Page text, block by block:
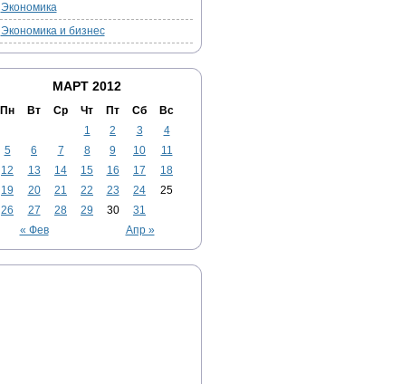
Экономика
Экономика и бизнес
МАРТ 2012
Пн Вт Ср Чт Пт Сб Вс
« Фев Апр »
1 2 3
4
5
6 7 8 9 10
11
12
13 14 15 16 17
18
19
20 21 22 23 24
25
26
27 28 29 30 31